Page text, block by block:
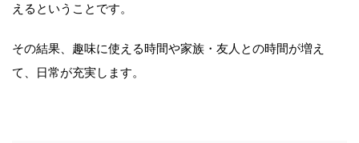
えるということです。
その結果、趣味に使える時間や家族・友人との時間が増え
て、日常が充実します。